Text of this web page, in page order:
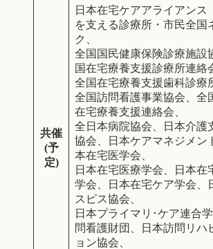
共催
(予
定)
日本在宅ケアアライアンス
を支える診療所・市民全国
ク、
全国国民健康保険診療施設
国在宅療養支援診療所連絡
全国在宅療養支援歯科診療
全国訪問看護事業協会、全
在宅療養支援連絡会、
全日本病院協会、日本介護
協会、日本ケアマネジメン
本在宅医学会、
日本在宅医療学会、日本在
学会、日本在宅ケア学会、
スピス協会、
日本プライマリ･ケア連合
問看護財団、日本訪問リハ
ョン協会、